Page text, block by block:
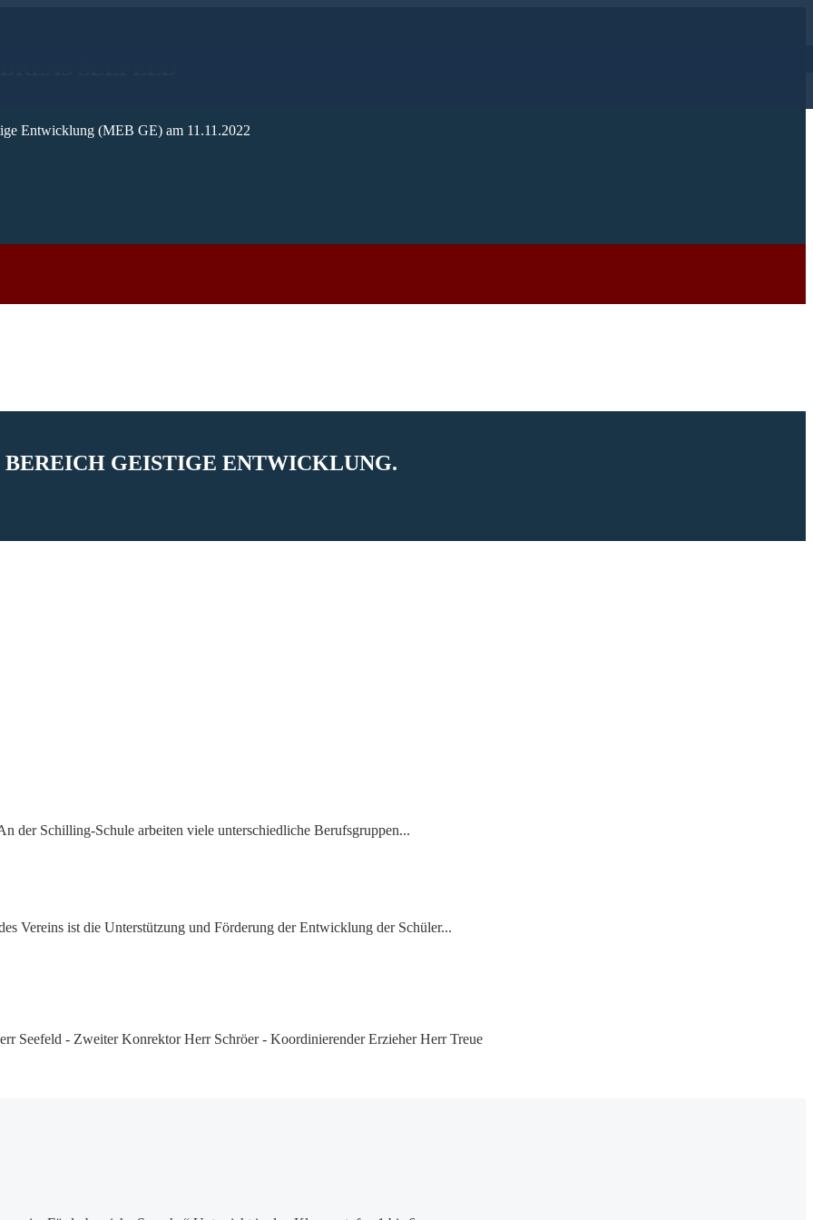
SEEFELD
Entwicklung (MEB GE) am 11.11.2022
GEISTIGE ENTWICKLUNG.
der Schilling-Schule arbeiten viele unterschiedliche Berufsgruppen...
Vereins ist die Unterstützung und Förderung der Entwicklung der Schüler...
Seefeld - Zweiter Konrektor Herr Schröer - Koordinierender Erzieher Herr Treue